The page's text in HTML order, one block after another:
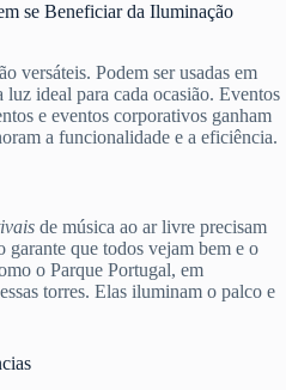
se Beneficiar da Iluminação
versáteis. Podem ser usadas em
luz ideal para cada ocasião. Eventos
e eventos corporativos ganham
a funcionalidade e a eficiência.
de música ao ar livre precisam
que todos vejam bem e o
o Parque Portugal, em
torres. Elas iluminam o palco e